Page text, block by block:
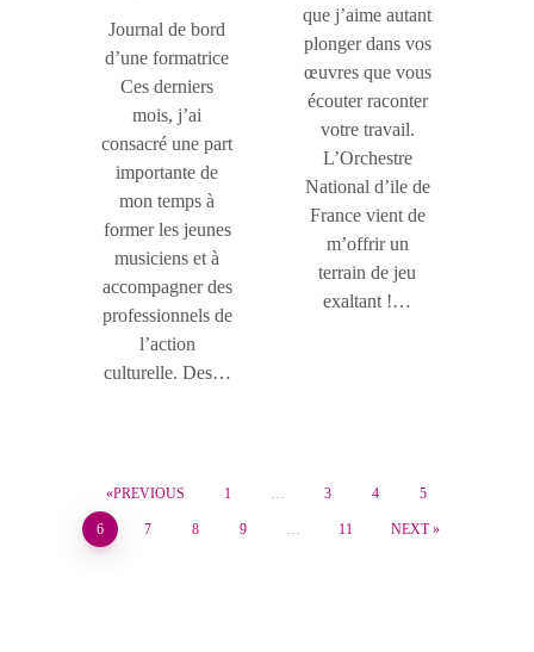
Journal de bord
d’une formatrice
Ces derniers
mois, j’ai
consacré une part
importante de
mon temps à
former les jeunes
musiciens et à
accompagner des
professionnels de
l’action
culturelle. Des…
que j’aime autant
plonger dans vos
œuvres que vous
écouter raconter
votre travail.
L’Orchestre
National d’ile de
France vient de
m’offrir un
terrain de jeu
exaltant !…
PREVIOUS 1 … 3 4 5
6 7 8 9 … 11 NEXT